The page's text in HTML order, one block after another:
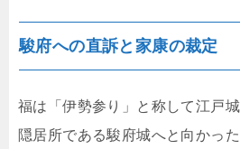
駿府への直訴と家康の裁定
福は「伊勢参り」と称して江戸
隠居所である駿府城へと向かっ